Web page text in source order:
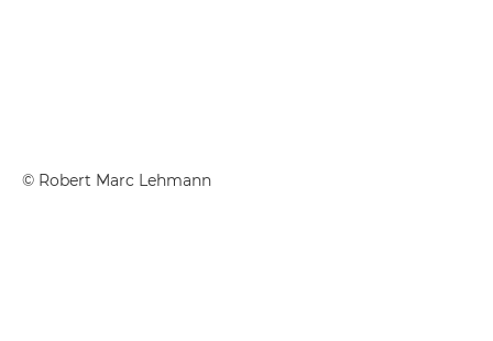
© Robert Marc Lehmann